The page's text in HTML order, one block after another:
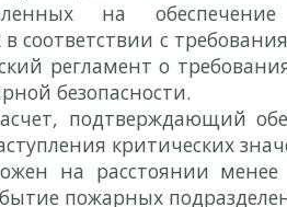
на
соответствии с
регламент о
безопасности.
подтверждающий
критических
на расстоянии
пожарных